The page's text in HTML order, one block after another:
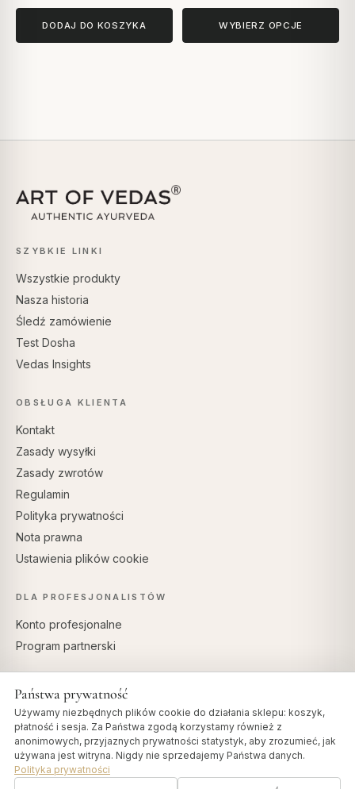
DODAJ DO KOSZYKA WYBIERZ OPCJE
SZYBKIE LINKI
Wszystkie produkty
Nasza historia
Śledź zamówienie
Test Dosha
Vedas Insights
OBSŁUGA KLIENTA
Kontakt
Zasady wysyłki
Zasady zwrotów
Regulamin
Polityka prywatności
Nota prawna
Ustawienia plików cookie
DLA PROFESJONALISTÓW
Konto profesjonalne
Program partnerski
BEZPIECZNE PŁATNOŚCI
Państwa prywatność
Używamy niezbędnych plików cookie do działania sklepu: koszyk,
płatność i sesja. Za Państwa zgodą korzystamy również z
anonimowych, przyjaznych prywatności statystyk, aby zrozumieć, jak
używana jest witryna. Nigdy nie sprzedajemy Państwa danych.
Polityka prywatności